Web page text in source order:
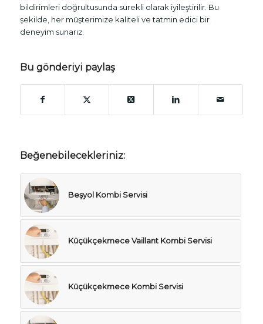
bildirimleri doğrultusunda sürekli olarak iyileştirilir. Bu
şekilde, her müşterimize kaliteli ve tatmin edici bir
deneyim sunarız.
Bu gönderiyi paylaş
Beğenebilecekleriniz:
Beşyol Kombi Servisi
Küçükçekmece Vaillant Kombi Servisi
Küçükçekmece Kombi Servisi